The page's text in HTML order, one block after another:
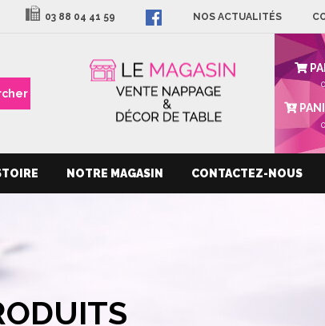
03 88 04 41 59 NOS ACTUALITÉS
0
NOTRE MAGASIN CONTACTEZ-NOUS